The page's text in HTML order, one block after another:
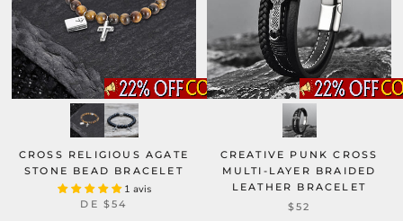
CROSS RELIGIOUS AGATE
STONE BEAD BRACELET
1 avis
DE $54
CREATIVE PUNK CROSS
MULTI-LAYER BRAIDED
LEATHER BRACELET
$52